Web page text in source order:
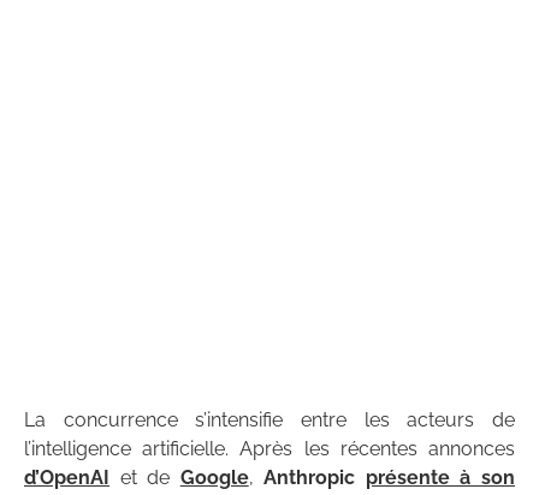
La concurrence s’intensifie entre les acteurs de
l’intelligence artificielle. Après les récentes annonces
d’OpenAI
et de Google,Anthropic présente à son